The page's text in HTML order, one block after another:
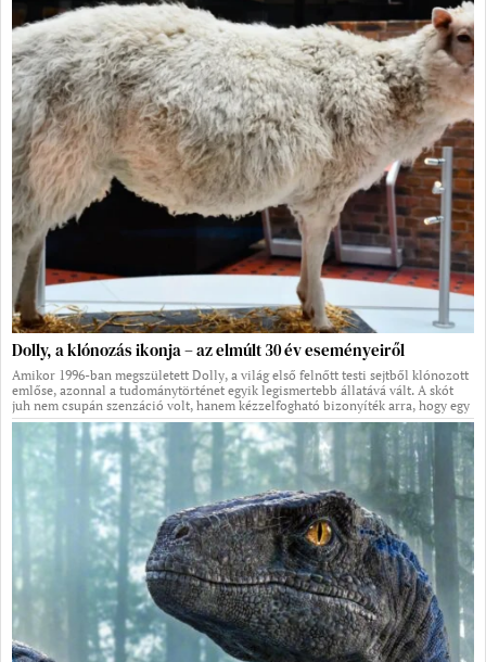
Dolly, a klónozás ikonja – az elmúlt 30 év eseményeiről
Amikor 1996-ban megszületett Dolly, a világ első felnőtt testi sejtből klónozott
emlőse, azonnal a tudománytörténet egyik legismertebb állatává vált. A skót
juh nem csupán szenzáció volt, hanem kézzelfogható bizonyíték arra, hogy egy